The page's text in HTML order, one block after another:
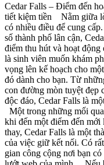
Cedar Falls – Điểm đến
tiết kiệm tiền Nằm giữa
có nhiều điều để cung
số thành phố lân cận,
điểm thu hút và hoạt
là sinh viên muốn khám
vọng lên kế hoạch cho
đó dành cho bạn. Từ
con đường mòn tuyệt đẹp
độc đáo, Cedar Falls là
Một trong những mối
khi đến một điểm đến
thay, Cedar Falls là một
của việc giữ kết nối. Có
gian công cộng nơi bạn